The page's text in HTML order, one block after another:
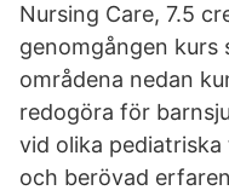
Nursing Care, 7.5
genomgången kurs
områdena nedan
redogöra för
vid olika
och berövad